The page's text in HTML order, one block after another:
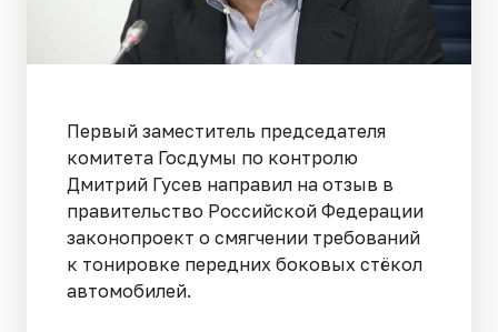
Первый заместитель председателя
комитета Госдумы по контролю
Дмитрий Гусев направил на отзыв в
правительство Российской Федерации
законопроект о смягчении требований
к тонировке передних боковых стёкол
автомобилей.